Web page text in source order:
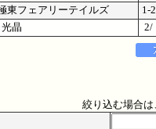
フェアリーテイルズ
光晶
絞り込む場合